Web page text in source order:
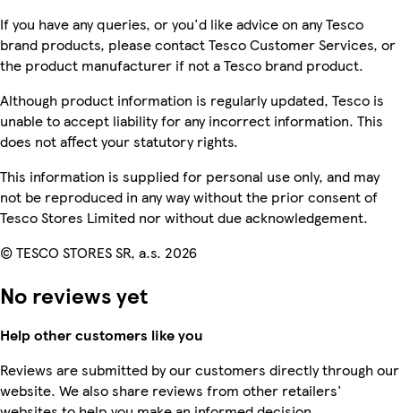
If you have any queries, or you'd like advice on any Tesco
brand products, please contact Tesco Customer Services, or
the product manufacturer if not a Tesco brand product.
Although product information is regularly updated, Tesco is
unable to accept liability for any incorrect information. This
does not affect your statutory rights.
This information is supplied for personal use only, and may
not be reproduced in any way without the prior consent of
Tesco Stores Limited nor without due acknowledgement.
© TESCO STORES SR, a.s. 2026
No reviews yet
Help other customers like you
Reviews are submitted by our customers directly through our
website. We also share reviews from other retailers'